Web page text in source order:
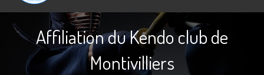
Affiliation du Kendo club de
Montivilliers